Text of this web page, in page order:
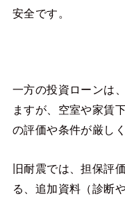
安全です。
一方の投資ローンは
ますが、空室や家賃
の評価や条件が厳し
旧耐震では、担保評
る、追加資料（診断